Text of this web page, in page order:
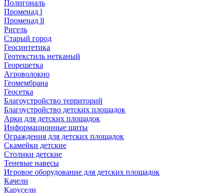
Полигональ
Променад l
Променад ll
Ригель
Старый город
Геосинтетика
Геотекстиль нетканый
Георешетка
Агроволокно
Геомембрана
Геосетка
Благоустройство территорий
Благоустройство детских площадок
Арки для детских площадок
Информационные щиты
Ограждения для детских площадок
Скамейки детские
Столики детские
Теневые навесы
Игровое оборудование для детских площадок
Качели
Карусели